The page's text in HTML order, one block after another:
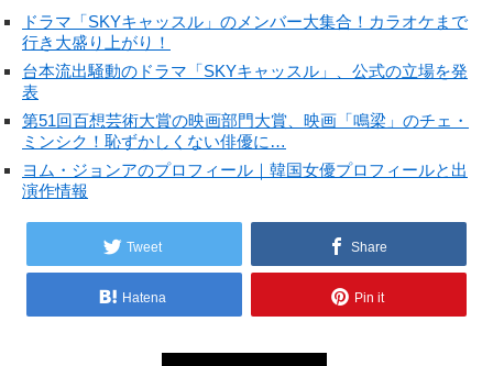
ドラマ「SKYキャッスル」のメンバー大集合！カラオケまで
行き大盛り上がり！
台本流出騒動のドラマ「SKYキャッスル」、公式の立場を発
表
第51回百想芸術大賞の映画部門大賞、映画「鳴梁」のチェ・
ミンシク！恥ずかしくない俳優に…
ヨム・ジョンアのプロフィール｜韓国女優プロフィールと出
演作情報
Tweet Share
Hatena Pin it